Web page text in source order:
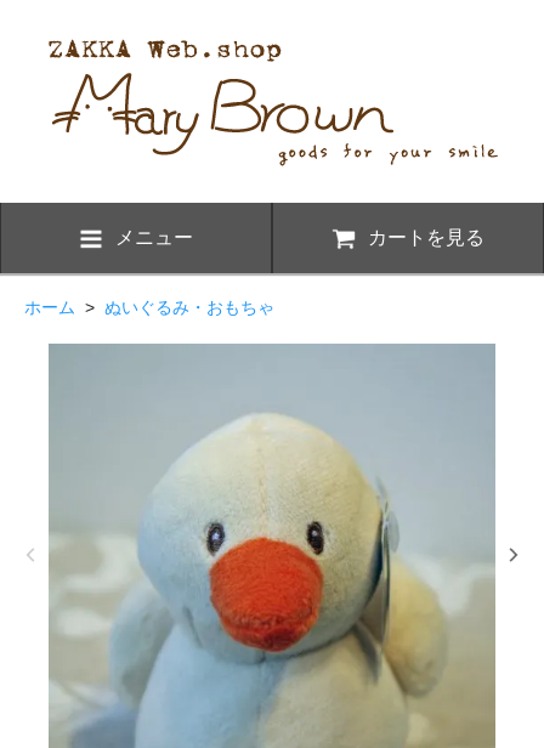
メニュー カートを見る
ホーム > ぬいぐるみ・おもちゃ